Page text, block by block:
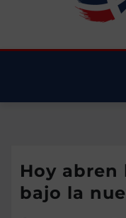
Hoy
bajo la